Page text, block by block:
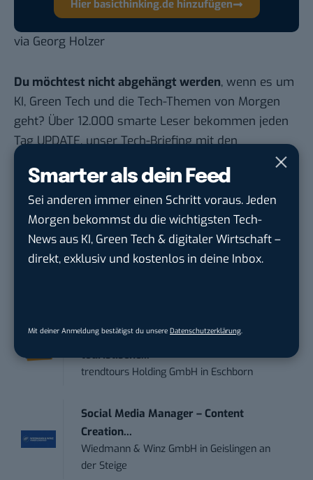
Smarter als dein Feed
Sei anderen immer einen Schritt voraus. Jeden
Morgen bekommst du die wichtigsten Tech-
News aus KI, Green Tech & digitaler Wirtschaft –
direkt, exklusiv und kostenlos in deine Inbox.
Mit deiner Anmeldung bestätigst du unsere Datenschutzerklärung.
Hier basicthinking.de hinzufügen
via Georg Holzer
Du möchtest nicht abgehängt werden, wenn es um
KI, Green Tech und die Tech-Themen von Morgen
geht? Über 12.000 smarte Leser bekommen jeden
Tag UPDATE, unser Tech-Briefing mit den
damit ihren Vorsprung.Hier kannst du dich
kostenlos anmelden.
STELLENANZEIGEN
Anforderungs- und Projektmanager
touristische...
trendtours Holding GmbH in Eschborn
Social Media Manager – Content
Creation...
Wiedmann & Winz GmbH in Geislingen an
der Steige